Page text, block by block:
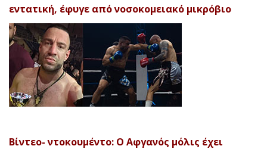
εντατική, έφυγε από νοσοκομειακό μικρόβιο
Βίντεο- ντοκουμέντο: Ο Αφγανός μόλις έχει